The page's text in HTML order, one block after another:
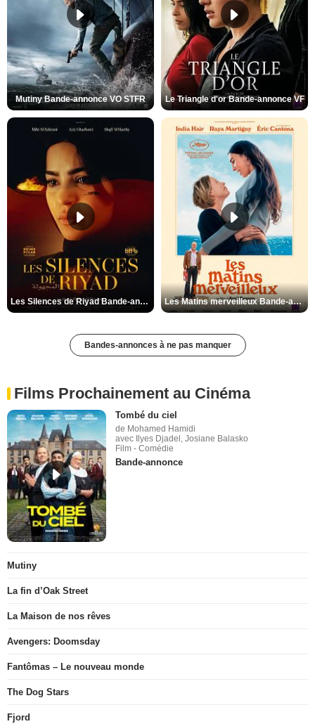
Mutiny Bande-annonce VO STFR Le Triangle d'or Bande-annonce VF
Les Silences de Riyad Bande-annonce VO STFR Les Matins merveilleux Bande-annonce VF
Bandes-annonces à ne pas manquer
Films Prochainement au Cinéma
Tombé du ciel
de Mohamed Hamidi
avec Ilyes Djadel, Josiane Balasko
Film - Comédie
Bande-annonce
Mutiny
La fin d’Oak Street
La Maison de nos rêves
Avengers: Doomsday
Fantômas – Le nouveau monde
The Dog Stars
Fjord